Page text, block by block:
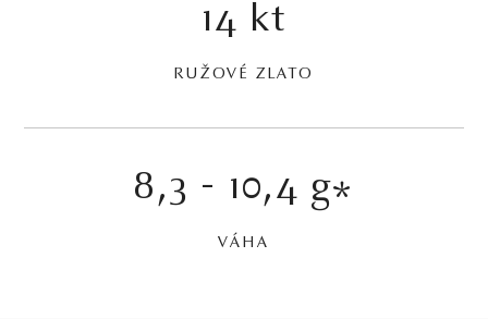
14 kt
RUŽOVÉ ZLATO
8,3 - 10,4 g*
VÁHA